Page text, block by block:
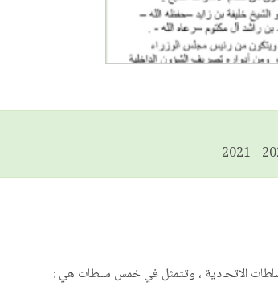
الاتحادية ، وتتمثل في خمس سلطات هي :